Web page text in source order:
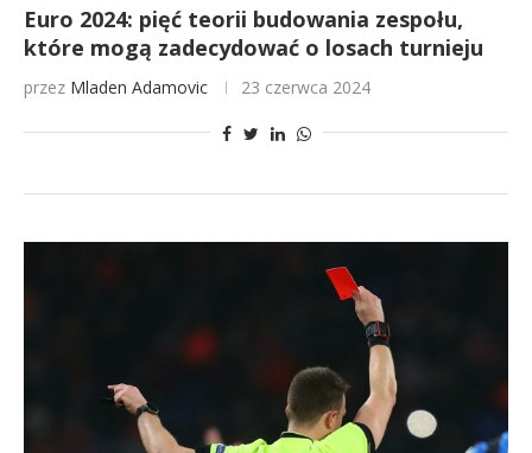
Euro 2024: pięć teorii budowania zespołu,
które mogą zadecydować o losach turnieju
przez Mladen Adamovic 23 czerwca 2024